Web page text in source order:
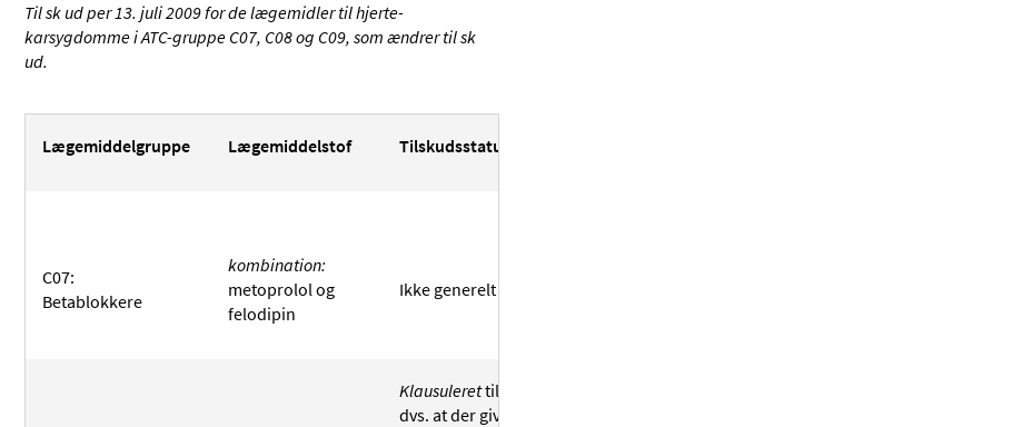
Tilsk ud per 13. juli 2009 for de lægemidler til hjerte-
karsygdomme i ATC-gruppe C07, C08 og C09, som ændrer tilsk
ud.
Lægemiddelgruppe Lægemiddelstof Tilskudsstatus
C07:
Betablokkere
kombination:
metoprolol og
felodipin
Ikke generelt tilskud
Klausulerettilskud,
dvs. at der gives